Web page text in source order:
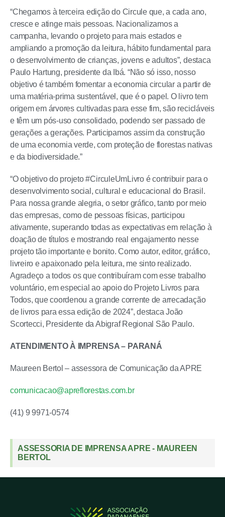
“Chegamos à terceira edição do Circule que, a cada ano,
cresce e atinge mais pessoas. Nacionalizamos a
campanha, levando o projeto para mais estados e
ampliando a promoção da leitura, hábito fundamental para
o desenvolvimento de crianças, jovens e adultos”, destaca
Paulo Hartung, presidente da Ibá. “Não só isso, nosso
objetivo é também fomentar a economia circular a partir de
uma matéria-prima sustentável, que é o papel. O livro tem
origem em árvores cultivadas para esse fim, são recicláveis
e têm um pós-uso consolidado, podendo ser passado de
gerações a gerações. Participamos assim da construção
de uma economia verde, com proteção de florestas nativas
e da biodiversidade.”
“O objetivo do projeto #CirculeUmLivro é contribuir para o
desenvolvimento social, cultural e educacional do Brasil.
Para nossa grande alegria, o setor gráfico, tanto por meio
das empresas, como de pessoas físicas, participou
ativamente, superando todas as expectativas em relação à
doação de títulos e mostrando real engajamento nesse
projeto tão importante e bonito. Como autor, editor, gráfico,
livreiro e apaixonado pela leitura, me sinto realizado.
Agradeço a todos os que contribuíram com esse trabalho
voluntário, em especial ao apoio do Projeto Livros para
Todos, que coordenou a grande corrente de arrecadação
de livros para essa edição de 2024”, destaca João
Scortecci, Presidente da Abigraf Regional São Paulo.
ATENDIMENTO À IMPRENSA – PARANÁ
Maureen Bertol – assessora de Comunicação da APRE
comunicacao@apreflorestas.com.br
(41) 9 9971-0574
ASSESSORIA DE IMPRENSA APRE - MAUREEN
BERTOL